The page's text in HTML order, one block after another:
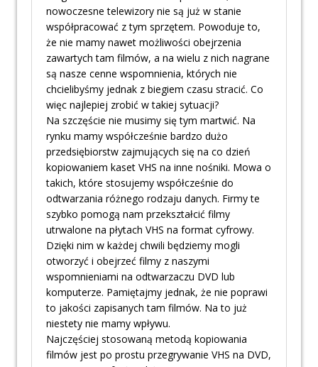
nowoczesne telewizory nie są już w stanie
współpracować z tym sprzętem. Powoduje to,
że nie mamy nawet możliwości obejrzenia
zawartych tam filmów, a na wielu z nich nagrane
są nasze cenne wspomnienia, których nie
chcielibyśmy jednak z biegiem czasu stracić. Co
więc najlepiej zrobić w takiej sytuacji?
Na szczęście nie musimy się tym martwić. Na
rynku mamy współcześnie bardzo dużo
przedsiębiorstw zajmujących się na co dzień
kopiowaniem kaset VHS na inne nośniki. Mowa o
takich, które stosujemy współcześnie do
odtwarzania różnego rodzaju danych. Firmy te
szybko pomogą nam przekształcić filmy
utrwalone na płytach VHS na format cyfrowy.
Dzięki nim w każdej chwili będziemy mogli
otworzyć i obejrzeć filmy z naszymi
wspomnieniami na odtwarzaczu DVD lub
komputerze. Pamiętajmy jednak, że nie poprawi
to jakości zapisanych tam filmów. Na to już
niestety nie mamy wpływu.
Najczęściej stosowaną metodą kopiowania
filmów jest po prostu przegrywanie VHS na DVD,